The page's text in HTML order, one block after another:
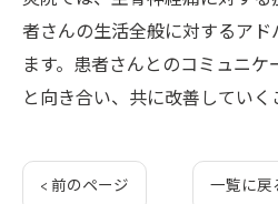
者さんの生活全般に対するア
ます。患者さんとのコミュニ
と向き合い、共に改善していく
< 前のページ 一覧に戻